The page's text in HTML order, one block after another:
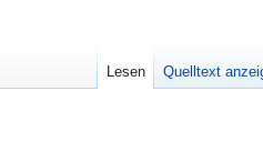
Lesen Quelltext